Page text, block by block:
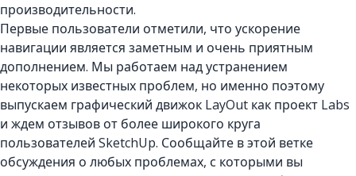
производительности.
Первые пользователи отметили, что ускорение
навигации является заметным и очень приятным
дополнением. Мы работаем над устранением
некоторых известных проблем, но именно поэтому
выпускаем графический движок LayOut как проект Labs
и ждем отзывов от более широкого круга
пользователей SketchUp. Сообщайте в этой ветке
обсуждения о любых проблемах, с которыми вы